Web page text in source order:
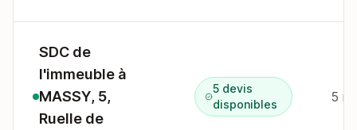
SDC de
l'immeuble à
MASSY, 5,
Ruelle de
5 devis
disponibles
5